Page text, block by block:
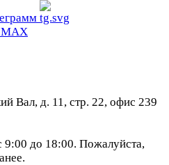
МАХ
Вал, д. 11, стр. 22, офис 239
9:00 до 18:00. Пожалуйста,